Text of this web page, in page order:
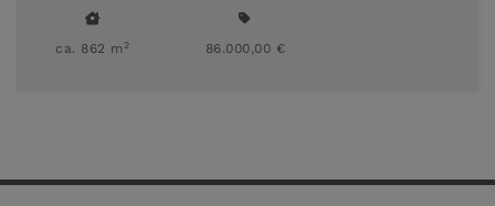
ca. 862 m2 86.000,00 €